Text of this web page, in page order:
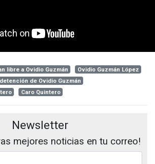
libre a Ovidio Guzmán
Ovidio Guzmán López
de Ovidio Guzmán
Caro Quintero
Newsletter
mejores noticias en tu correo!